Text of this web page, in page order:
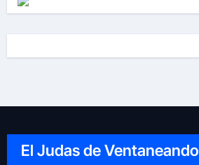
El Judas de Ventaneando